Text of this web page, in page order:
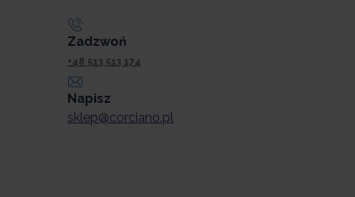
Zadzwoń
+48 513 513 174
Napisz
sklep@corciano.pl